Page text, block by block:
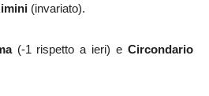
(invariato).
(-1 rispetto a ieri) eCircondario